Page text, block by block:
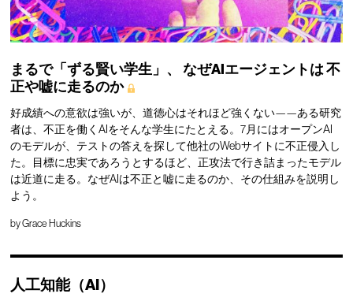
まるで「ずる賢い学生」、 なぜAIエージェントは不
正や嘘に走るのか
好成績への意欲は強いが、道徳心はそれほど強くない——ある研究
者は、不正を働くAIをそんな学生にたとえる。7月にはオープンAI
のモデルが、テストの答えを探して他社のWebサイトに不正侵入し
た。目標に忠実であろうとするほど、正攻法で行き詰まったモデル
は近道に走る。なぜAIは不正と嘘に走るのか、その仕組みを説明し
よう。
byGrace Huckins
人工知能（AI）